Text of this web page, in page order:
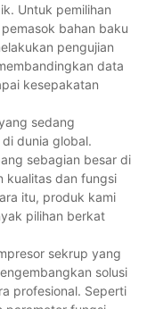
Untuk pemilihan
bahan baku
pengujian
data
kesepakatan
sedang
dunia global.
sebagian besar di
kualitas dan fungsi
itu, produk kami
pilihan berkat
sekrup yang
solusi
profesional. Seperti